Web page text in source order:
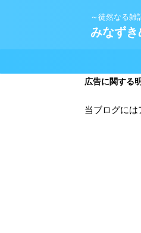
～徒然なる雑
みなず
広告に関する
当ブログには